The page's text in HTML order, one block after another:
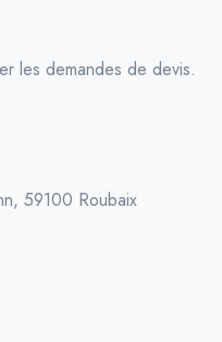
les demandes de devis.
59100 Roubaix